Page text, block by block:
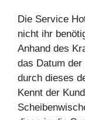
Die Service
nicht ihr
Anhand des
das Datum
durch dieses
Kennt der